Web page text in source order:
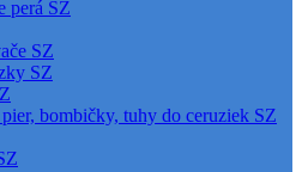
perá SZ
SZ
SZ
bombičky, tuhy do ceruziek SZ